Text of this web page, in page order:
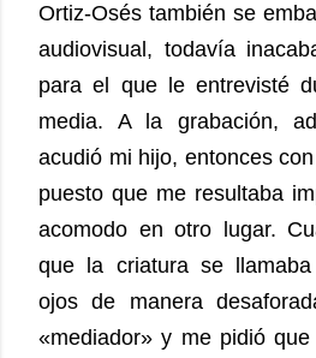
Ortiz-Osés también se
audiovisual, todavía
para el que le entrevisté
media. A la grabación,
acudió mi hijo, entonces
puesto que me resultaba
acomodo en otro lugar.
que la criatura se
ojos de manera
«mediador» y me pidió